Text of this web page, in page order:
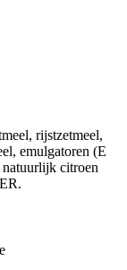
rijstzetmeel,
emulgatoren (E
citroen